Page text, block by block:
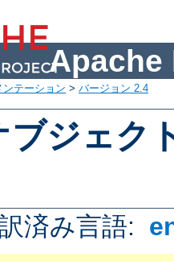
Apache
ンテーション > バージョン 2.4
ブジェク
済み言語: